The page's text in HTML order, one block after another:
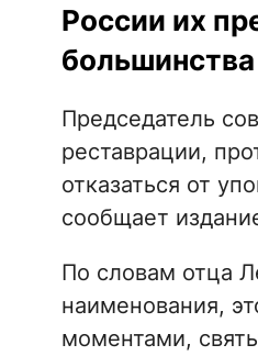
России их
Председатель
реставрации,
отказаться от
сообщает
По словам отца
наименования,
моментами,